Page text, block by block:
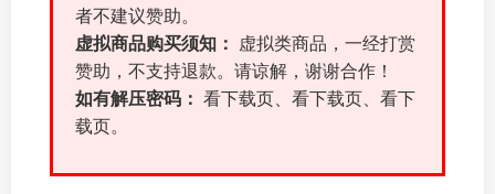
者不建议赞助。
虚拟商品购买须知：
虚拟类商品，一经打赏
赞助，不支持退款。请谅解，谢谢合作！
如有解压密码： 看下载页、看下载页、看下
载页。